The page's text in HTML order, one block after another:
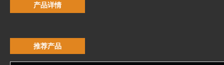
产品详情
推荐产品